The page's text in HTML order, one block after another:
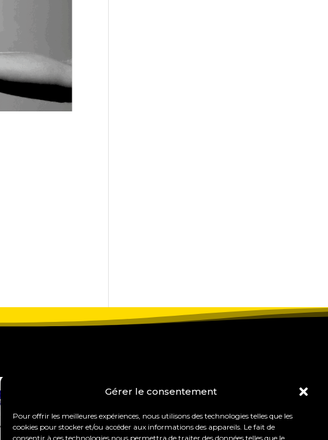
Gérer le consentement
Pour offrir les meilleures expériences, nous utilisons des technologies telles que les
cookies pour stocker et/ou accéder aux informations des appareils. Le fait de
consentir à ces technologies nous permettra de traiter des données telles que le